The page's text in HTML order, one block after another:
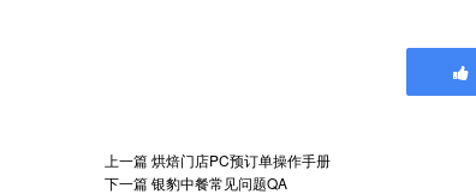
上一篇烘焙门店PC预订单操作手册
下一篇银豹中餐常见问题QA